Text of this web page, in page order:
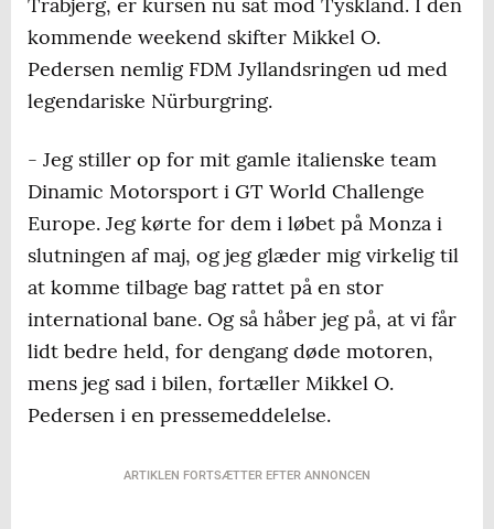
kommende weekend skifter Mikkel O.
Pedersen nemlig FDM Jyllandsringen ud med
legendariske Nürburgring.
- Jeg stiller op for mit gamle italienske team
Dinamic Motorsport i GT World Challenge
Europe. Jeg kørte for dem i løbet på Monza i
slutningen af maj, og jeg glæder mig virkelig til
at komme tilbage bag rattet på en stor
international bane. Og så håber jeg på, at vi får
lidt bedre held, for dengang døde motoren,
mens jeg sad i bilen, fortæller Mikkel O.
Pedersen i en pressemeddelelse.
ARTIKLEN FORTSÆTTER EFTER ANNONCEN